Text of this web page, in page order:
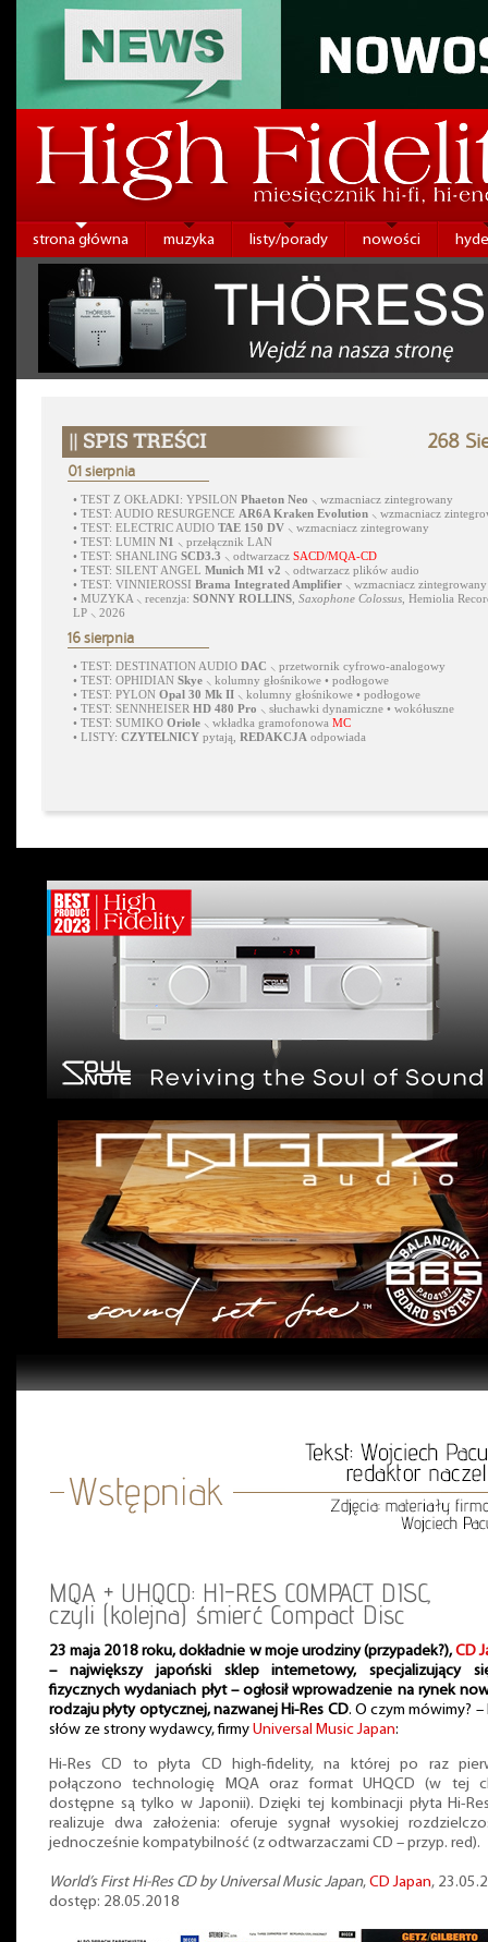
strona główna muzyka listy/porady nowości
268
01 sierpnia
• TEST Z OKŁADKI: YPSILON Phaeton Neo ⸜ wzmacniacz zintegrowany
• TEST: AUDIO RESURGENCE AR6A Kraken Evolution ⸜ wzmacniacz
• TEST: ELECTRIC AUDIO TAE 150 DV ⸜ wzmacniacz zintegrowany
• TEST: LUMIN N1
⸜ przełącznik LAN
• TEST: SHANLING SCD3.3 ⸜ odtwarzacz SACD/MQA-CD
• TEST: SILENT ANGEL Munich M1 v2 ⸜ odtwarzacz plików audio
• TEST: VINNIEROSSI Brama Integrated Amplifier ⸜ wzmacniacz zintegrowany
• MUZYKA ⸜ recenzja: SONNY ROLLINS Saxophone Colossus , Hemiolia
LP ⸜ 2026
16 sierpnia
• TEST: DESTINATION AUDIO DAC ⸜ przetwornik cyfrowo-analogowy
• TEST: OPHIDIAN Skye ⸜ kolumny głośnikowe • podłogowe
• TEST: PYLON Opal 30 Mk II ⸜ kolumny głośnikowe • podłogowe
• TEST: SENNHEISER HD 480 Pro ⸜ słuchawki dynamiczne • wokółuszne
• TEST: SUMIKO Oriole ⸜ wkładka gramofonowa MC
• LISTY: CZYTELNICY pytają, REDAKCJA odpowiada
MQA + UHQCD: HI-RES COMPACT DISC,
czyli (kolejna) śmierć Compact Disc
23 maja 2018 roku, dokładnie w moje urodziny (przypadek?), CD
– największy japoński sklep internetowy, specjalizujący
fizycznych wydaniach płyt – ogłosił wprowadzenie na rynek
rodzaju płyty optycznej, nazwanej Hi-Res CD. O czym mówimy? –
słów ze strony wydawcy, firmy Universal Music Japan:
Hi-Res CD to płyta CD high-fidelity, na której po raz
połączono technologię MQA oraz format UHQCD (w tej
dostępne są tylko w Japonii). Dzięki tej kombinacji płyta Hi-
realizuje dwa założenia: oferuje sygnał wysokiej
jednocześnie kompatybilność (z odtwarzaczami CD – przyp. red).
World’s First Hi-Res CD by Universal Music Japan, CD Japan,
dostęp: 28.05.2018